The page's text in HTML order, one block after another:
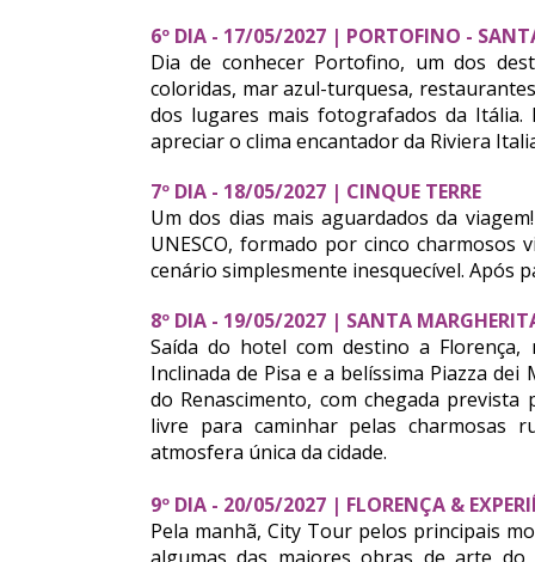
6º DIA - 17/05/2027 | PORTOFINO -
Dia de conhecer Portofino, um dos
coloridas, mar azul-turquesa,
dos lugares mais fotografados da
apreciar o clima encantador da Riviera
7º DIA - 18/05/2027 | CINQUE TERRE
Um dos dias mais aguardados da
UNESCO, formado por cinco
cenário simplesmente inesquecível. Após
8º DIA - 19/05/2027 | SANTA
Saída do hotel com destino a
Inclinada de Pisa e a belíssima Piazza
do Renascimento, com chegada
livre para caminhar pelas charmosas
atmosfera única da cidade.
9º DIA - 20/05/2027 | FLORENÇA &
Pela manhã, City Tour pelos principais